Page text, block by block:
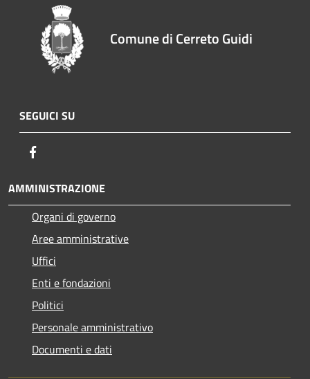
Comune di Cerreto Guidi
SEGUICI SU
AMMINISTRAZIONE
Organi di governo
Aree amministrative
Uffici
Enti e fondazioni
Politici
Personale amministrativo
Documenti e dati